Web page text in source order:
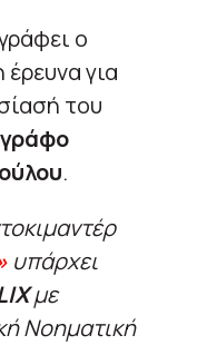
ο
για
του
.
υπάρχει
με
Νοηματική